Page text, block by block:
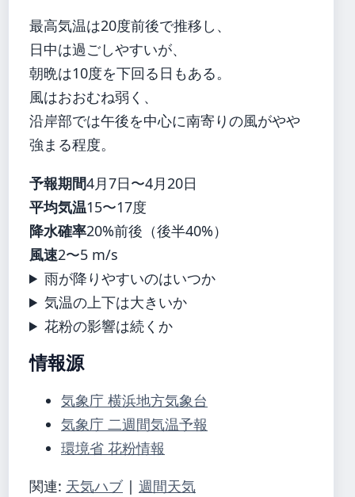
最高気温は20度前後で推移し、
日中は過ごしやすいが、
朝晩は10度を下回る日もある。
風はおおむね弱く、
沿岸部では午後を中心に南寄りの風がやや
強まる程度。
予報期間4月7日〜4月20日
平均気温15〜17度
降水確率20%前後（後半40%）
風速2〜5 m/s
雨が降りやすいのはいつか
気温の上下は大きいか
花粉の影響は続くか
情報源
気象庁 横浜地方気象台
気象庁 二週間気温予報
環境省 花粉情報
関連: 天気ハブ| 週間天気